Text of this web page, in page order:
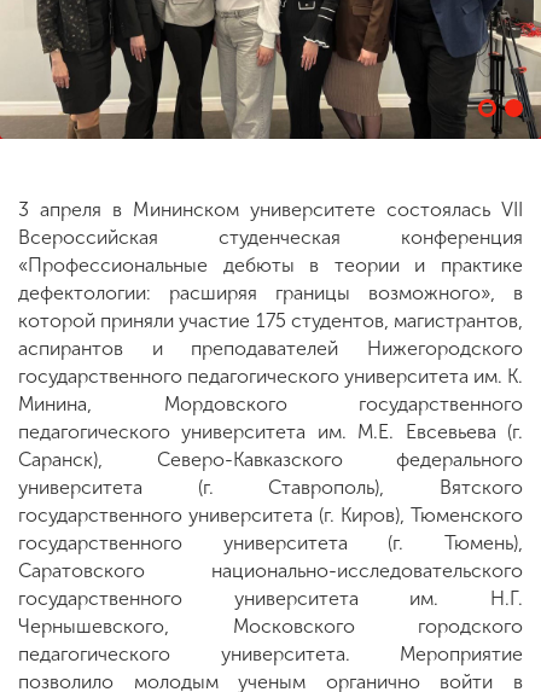
Приемная
комиссия
+7 (831) 262-26-20
3 апреля в Мининском университете состоялась VII
Всероссийская студенческая конференция
«Профессиональные дебюты в теории и практике
дефектологии: расширяя границы возможного», в
которой приняли участие 175 студентов, магистрантов,
аспирантов и преподавателей Нижегородского
государственного педагогического университета им. К.
Минина, Мордовского государственного
педагогического университета им. М.Е. Евсевьева (г.
Саранск), Северо-Кавказского федерального
университета (г. Ставрополь), Вятского
государственного университета (г. Киров), Тюменского
государственного университета (г. Тюмень),
Саратовского национально-исследовательского
государственного университета им. Н.Г.
Чернышевского, Московского городского
педагогического университета. Мероприятие
позволило молодым ученым органично войти в